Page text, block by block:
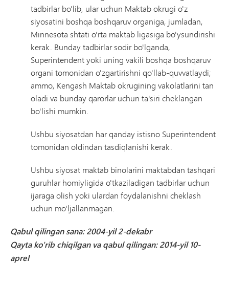
tadbirlar bo'lib, ular uchun Maktab okrugi o'z
siyosatini boshqa boshqaruv organiga, jumladan,
Minnesota shtati o'rta maktab ligasiga bo'ysundirishi
kerak. Bunday tadbirlar sodir bo'lganda,
Superintendent yoki uning vakili boshqa boshqaruv
organi tomonidan o'zgartirishni qo'llab-quvvatlaydi;
ammo, Kengash Maktab okrugining vakolatlarini tan
oladi va bunday qarorlar uchun ta'siri cheklangan
bo'lishi mumkin.
Ushbu siyosatdan har qanday istisno Superintendent
tomonidan oldindan tasdiqlanishi kerak.
Ushbu siyosat maktab binolarini maktabdan tashqari
guruhlar homiyligida o'tkaziladigan tadbirlar uchun
ijaraga olish yoki ulardan foydalanishni cheklash
uchun mo'ljallanmagan.
Qabul qilingan sana: 2004-yil 2-dekabr
Qayta ko'rib chiqilgan va qabul qilingan: 2014-yil 10-
aprel